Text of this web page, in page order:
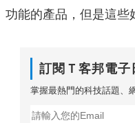
功能的產品，但是這些
訂閱Ｔ客邦電子
掌握最熱門的科技話題、